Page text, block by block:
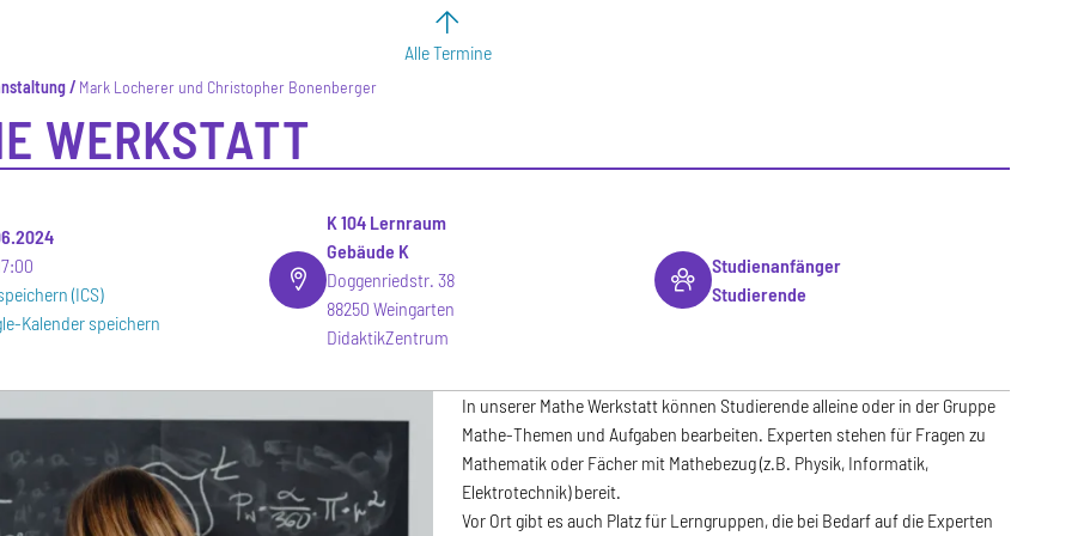
Alle Termine
Mark Locherer und Christopher Bonenberger
WERKSTATT
(ICS)
Kalender speichern
K 104 Lernraum
Gebäude K
Doggenriedstr. 38
88250 Weingarten
DidaktikZentrum
Studienanfänger
Studierende
In unserer Mathe Werkstatt können Studierende alleine oder in der Gruppe
Mathe-Themen und Aufgaben bearbeiten. Experten stehen für Fragen zu
Mathematik oder Fächer mit Mathebezug (z.B. Physik, Informatik,
Elektrotechnik) bereit.
Vor Ort gibt es auch Platz für Lerngruppen, die bei Bedarf auf die Experten